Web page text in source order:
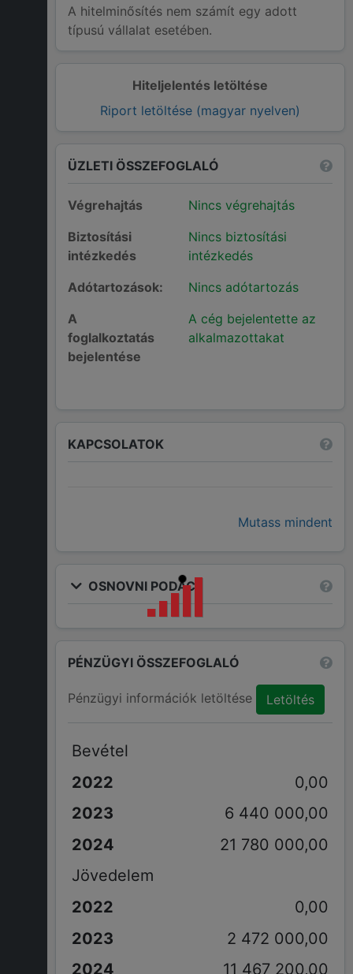
Hiteljelentés letöltése
Riport letöltése (magyar nyelven)
A hitelminősítés nem számít egy adott
típusú vállalat esetében.
ÜZLETI ÖSSZEFOGLALÓ
Végrehajtás
Nincs végrehajtás
Biztosítási
intézkedés
Nincs biztosítási
intézkedés
Adótartozások:
Nincs adótartozás
A
foglalkoztatás
bejelentése
A cég bejelentette az
alkalmazottakat
KAPCSOLATOK
Mutass mindent
OSNOVNI PODACI
PÉNZÜGYI ÖSSZEFOGLALÓ
Pénzügyi információk letöltése Letöltés
Bevétel
0,00
6 440 000,00
21 780 000,00
Jövedelem
0,00
2 472 000,00
11 467 200,00